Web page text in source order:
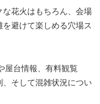
花火はもちろん、会場
避けて楽しめる穴場ス
屋台情報、有料観覧
そして混雑状況につい